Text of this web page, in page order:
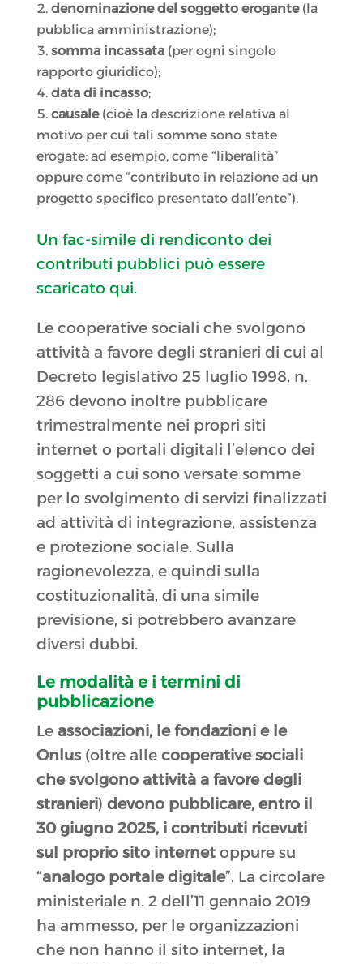
denominazione del soggetto erogante(la
pubblica amministrazione);
somma incassata(per ogni singolo
rapporto giuridico);
data di incasso;
causale(cioè la descrizione relativa al
motivo per cui tali somme sono state
erogate: ad esempio, come “liberalità”
oppure come “contributo in relazione ad un
progetto specifico presentato dall’ente”).
Un fac-simile di rendiconto dei
contributi pubblici può essere
scaricato qui.
Le cooperative sociali che svolgono
attività a favore degli stranieri di cui al
Decreto legislativo 25 luglio 1998, n.
286 devono inoltre pubblicare
trimestralmente nei propri siti
internet o portali digitali l’elenco dei
soggetti a cui sono versate somme
per lo svolgimento di servizi finalizzati
ad attività di integrazione, assistenza
e protezione sociale. Sulla
ragionevolezza, e quindi sulla
costituzionalità, di una simile
previsione, si potrebbero avanzare
diversi dubbi.
Le modalità e i termini di
pubblicazione
Le associazioni, le fondazioni e le
Onlus(oltre alle cooperative sociali
che svolgono attività a favore degli
stranieri) devono pubblicare, entro il
30 giugno 2025, i contributi ricevuti
sul proprio sito internetoppure su
“analogo portale digitale”. La circolare
ministeriale n. 2 dell’11 gennaio 2019
ha ammesso, per le organizzazioni
che non hanno il sito internet, la